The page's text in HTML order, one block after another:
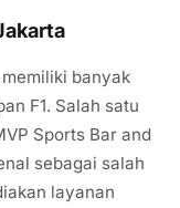
banyak
F1. Salah satu
Sports Bar and
sebagai salah
layanan